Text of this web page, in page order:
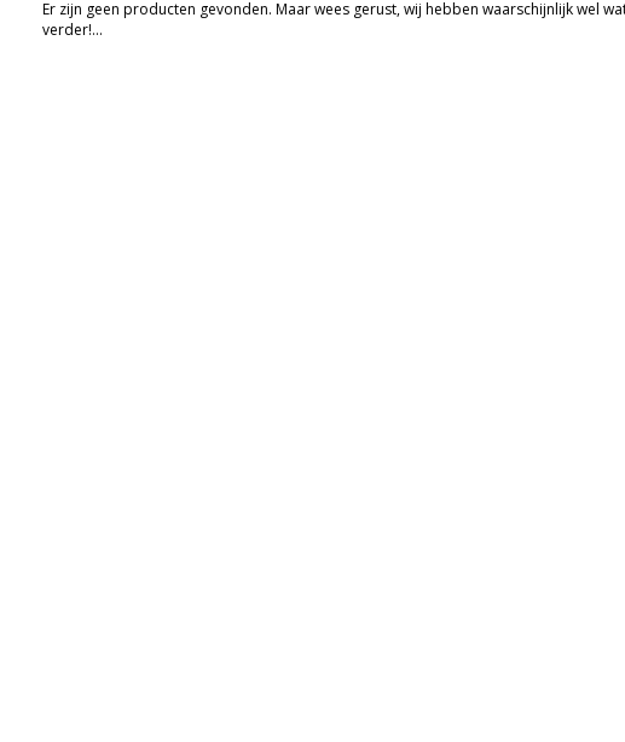
Er zijn geen producten gevonden. Maar wees gerust, wij hebben waarschijnlijk wel
verder!...